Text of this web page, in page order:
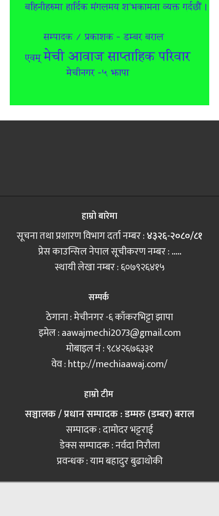
हाम्रो बारेमा
सूचना तथा प्रशारण विभाग दर्ता नम्बर :४३२६-२०८०/८१
प्रेस काउन्सिल नेपाल सूचीकरण नम्बर :.....
स्थायी लेखा नम्बर : ६०७९२६४१५
सम्पर्क
ठेगाना : मेचीनगर -६ काँकरभिट्टा झापा
इमेल :aawajmechi2073@gmail.com
मोबाइल नं‍ : ९८४२६७६३३१
वेव : http://mechiaawaj.com/
हाम्रो टीम
सञ्चालक / प्रधान सम्पादक : डम्मरु (डम्बर) बराल
सम्पादक : दामोदर भट्टराई
डेक्स सम्पादक : नर्वदा निरौला
प्रवन्धक : याम बहादुर बुढाथोकी